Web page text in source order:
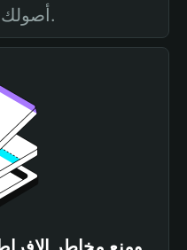
أصولك ومعاملاتك.